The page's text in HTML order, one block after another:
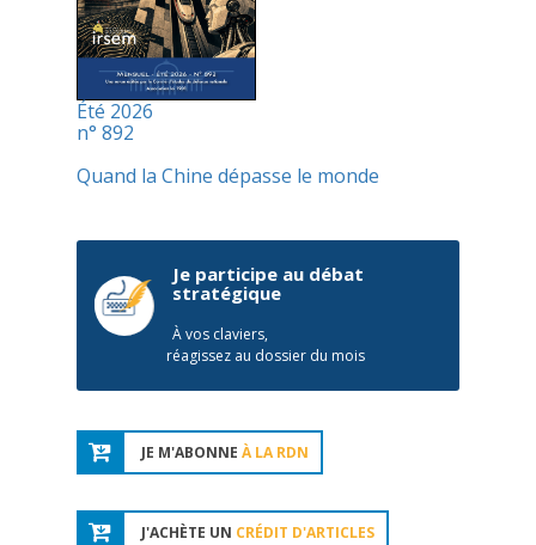
Été 2026
n° 892
Quand la Chine dépasse le monde
Je participe au débat
stratégique
À vos claviers,
réagissez au dossier du mois
JE M'ABONNE À LA RDN
J'ACHÈTE UN CRÉDIT D'ARTICLES